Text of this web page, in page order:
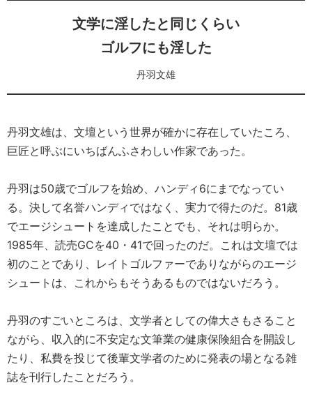
文学に淫したと同じくらい
ゴルフにも淫した
丹羽文雄
丹羽文雄は、文壇という世界が確かに存在していたころ、
巨匠と呼ぶにいちばんふさわしい作家であった。
丹羽は50歳でゴルフを始め、ハンディ6にまでなってい
る。決して名誉ハンディではなく、実力で得たのだ。81歳
でエージシュートを達成したことでも、それは明らか。
1985年、読売GCを40・41で回ったのだ。これは文壇では
初のことであり、レイトゴルファーでありながらのエージ
シュートは、これからもそうあるものではないだろう。
丹羽のすごいところは、文学者としての偉大さもさること
ながら、収入的に不安定な文筆業の健康保険組合を開設し
たり、私費を投じて後輩文学者のために発表の場となる雑
誌を刊行したことだろう。